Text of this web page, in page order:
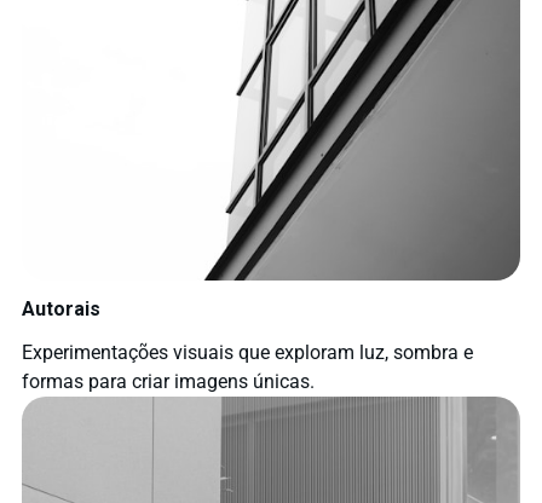
Autorais
Experimentações visuais que exploram luz, sombra e
formas para criar imagens únicas.